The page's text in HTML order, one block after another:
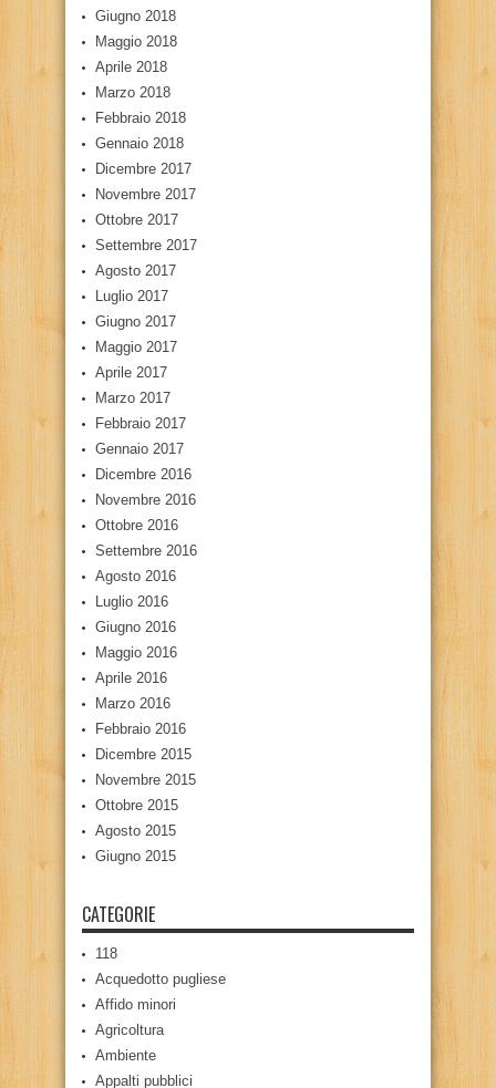
Giugno 2018
Maggio 2018
Aprile 2018
Marzo 2018
Febbraio 2018
Gennaio 2018
Dicembre 2017
Novembre 2017
Ottobre 2017
Settembre 2017
Agosto 2017
Luglio 2017
Giugno 2017
Maggio 2017
Aprile 2017
Marzo 2017
Febbraio 2017
Gennaio 2017
Dicembre 2016
Novembre 2016
Ottobre 2016
Settembre 2016
Agosto 2016
Luglio 2016
Giugno 2016
Maggio 2016
Aprile 2016
Marzo 2016
Febbraio 2016
Dicembre 2015
Novembre 2015
Ottobre 2015
Agosto 2015
Giugno 2015
CATEGORIE
118
Acquedotto pugliese
Affido minori
Agricoltura
Ambiente
Appalti pubblici